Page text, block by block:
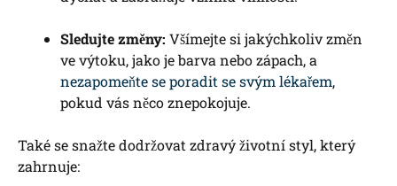
Sledujte změny: Všímejte si jakýchkoliv změn
ve výtoku, jako je barva nebo zápach, a
nezapomeňte se poradit se svým lékařem,
pokud vás něco znepokojuje.
Také se snažte dodržovat zdravý životní styl, který
zahrnuje: